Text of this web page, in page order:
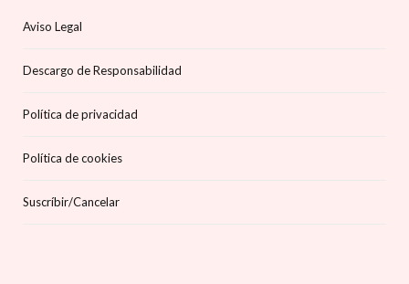
Aviso Legal
Descargo de Responsabilidad
Política de privacidad
Política de cookies
Suscríbir/Cancelar